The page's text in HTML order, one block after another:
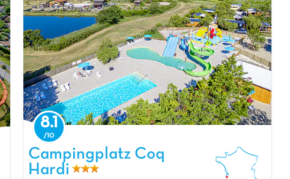
Campingplatz Coq Hardi, Campingplatz Aquitanien
8.1
Campingplatz Coq
Hardi